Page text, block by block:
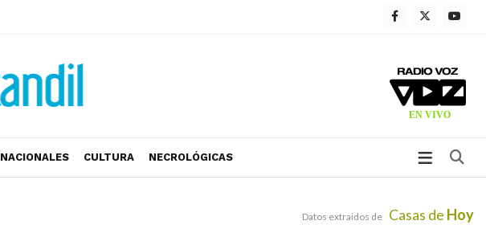
NACIONALES CULTURA NECROLÓGICAS
Datos extraidos de Casas de Hoy